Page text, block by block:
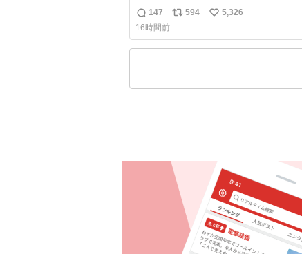
った。 旦那だけは娘の波長を感じ取れ
声出せずともSOSが伝わったらしい。
旦那が救出して、泣きじゃくる娘に自
って抱きしめようとしたら、ビンタ
痛い。 その後、娘は旦那に泣きつい
返
信
数
147
リ
ス
594
い
ね
5,326
16時間前